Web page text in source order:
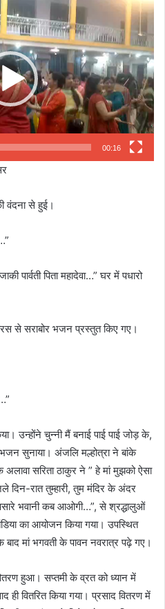
00:16
वंदना से हुई।
पार्वती पिता महादेवा…” घर में पधारो
से सराबोर भजन प्रस्तुत किए गए।
उन्होंने चुन्नी मैं बनाई पाई पाई जोड़ के,
सुनाया। अंजलि मल्होत्रा ने बांके
अलावा सरिता ठाकुर ने ” हे मां मुझको ऐसा
दिन-रात तुम्हारी, तुम मंदिर के अंदर
भवानी कब आओगी…”, से श्रद्धालुओं
का आयोजन किया गया। उपस्थित
मां भगवती के पावन नवरात्र पढ़े गए।
हुआ। सप्तमी के व्रत को ध्यान में
ही वितरित किया गया। प्रसाद वितरण में